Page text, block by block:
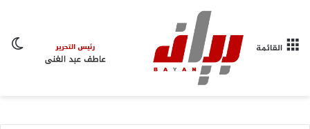
القائمة